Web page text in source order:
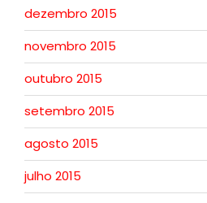
dezembro 2015
novembro 2015
outubro 2015
setembro 2015
agosto 2015
julho 2015